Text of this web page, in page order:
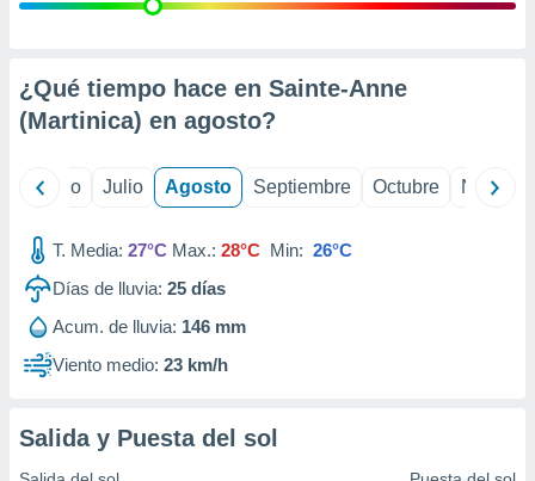
e
mediante
publicidad
de
1199
¿Qué tiempo hace en Sainte-Anne
(Martinica) en agosto?
Junio Julio Agosto Septiembre Octubre
T. Media: 27°C Max.: 28°C Min: 26°C
Días de lluvia: 25 días
Acum. de lluvia: 146 mm
Viento medio: 23 km/h
Salida y Puesta del sol